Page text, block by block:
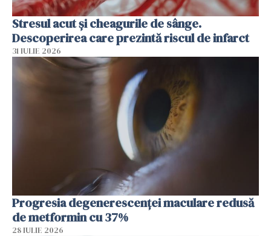
Stresul acut și cheagurile de sânge.
Descoperirea care prezintă riscul de infarct
31 IULIE 2026
Progresia degenerescenței maculare redusă
de metformin cu 37%
28 IULIE 2026